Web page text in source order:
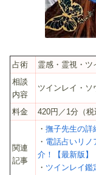
占術
霊感・霊視・ツ
相談
内容
ツインレイ・ソ
料金 420円／1分（税
関連
記事
・ 撫子先生の詳
・ 電話占いリノ
介！【最新版】
・ ツインレイ鑑